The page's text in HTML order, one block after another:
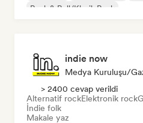
Rock & Roll/Klasik Rock
indie now
Medya Kuruluşu/
> 2400 cevap verildi
Alternatif rockElektronik rock
İndie folk
Makale yaz